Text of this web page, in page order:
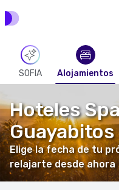
SOFIA Alojamientos
Hoteles
Guayabitos
Elige la fecha de tu
relajarte desde ahora